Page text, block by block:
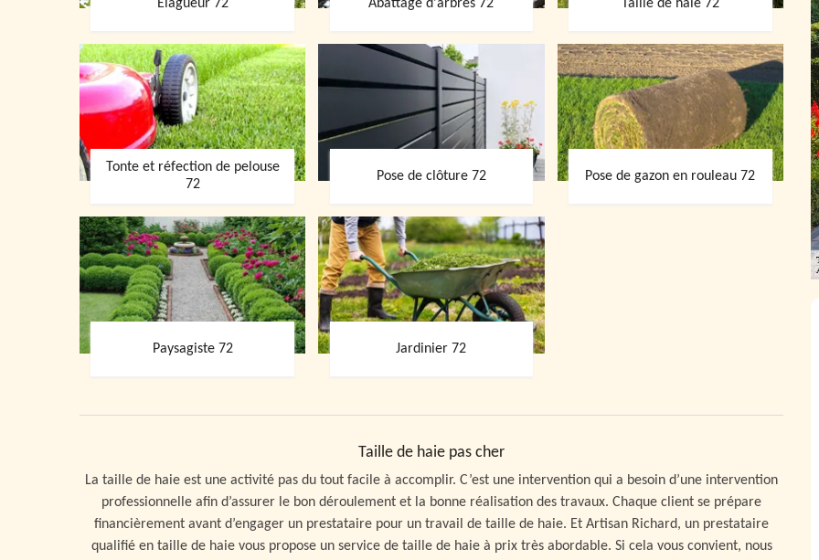
Elagueur 72 Abattage d'arbres 72 Taille de haie 72
Tonte et réfection de pelouse
72
Pose de clôture 72 Pose de gazon en rouleau 72
Paysagiste 72 Jardinier 72
Taille de haie pas cher
La taille de haie est une activité pas du tout facile à accomplir. C’est une intervention qui a besoin d’une intervention
professionnelle afin d’assurer le bon déroulement et la bonne réalisation des travaux. Chaque client se prépare
financièrement avant d’engager un prestataire pour un travail de taille de haie. Et Artisan Richard, un prestataire
qualifié en taille de haie vous propose un service de taille de haie à prix très abordable. Si cela vous convient, nous